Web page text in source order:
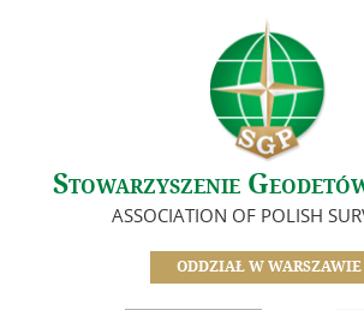
Stowarzyszenie
ASSOCIATION OF POLISH
ODDZIAŁ W WARSZAWIE
Aktualności
Kalendarz wydarzeń
O nas
Zarząd
Koła Oddziału
Sekcje